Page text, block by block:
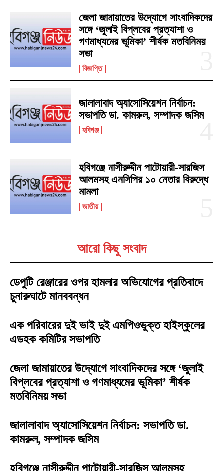
জেলা জামায়াতের উদ্যোগে সাংবাদিকদের
সঙ্গে ‘জুলাই বিপ্লবের প্রত্যাশা ও
গণমাধ্যমের ভূমিকা’ শীর্ষক মতবিনিময়
সভা
বিজ্ঞপ্তি
জালালাবাদ অ্যাসোসিয়েশন নির্বাচন:
সভাপতি ডা. কামরুল, সম্পাদক জসিম
হবিগঞ্জ
হবিগঞ্জে নাসীরুদ্দীন পাটোয়ারী-সারজিস
আলমসহ এনসিপির ১০ নেতার বিরুদ্ধে
মামলা
জাতীয়
আরো কিছু সংবাদ
ডেপুটি রেঞ্জারের ওপর হামলার অভিযোগের প্রতিবাদে
চুনারুঘাটে মানববন্ধন
এক পরিবারের দুই ভাই দুই এমপিওভুক্ত হাইস্কুলের
এডহক কমিটির সভাপতি
জেলা জামায়াতের উদ্যোগে সাংবাদিকদের সঙ্গে ‘জুলাই
বিপ্লবের প্রত্যাশা ও গণমাধ্যমের ভূমিকা’ শীর্ষক
মতবিনিময় সভা
জালালাবাদ অ্যাসোসিয়েশন নির্বাচন: সভাপতি ডা.
কামরুল, সম্পাদক জসিম
হবিগঞ্জে নাসীরুদ্দীন পাটোয়ারী-সারজিস আলমসহ